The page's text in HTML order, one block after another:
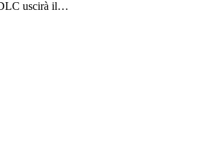
DLC uscirà il…